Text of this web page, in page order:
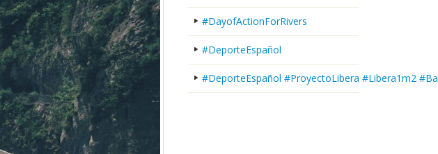
#DayofActionForRivers
#DeporteEspañol
#DeporteEspañol #ProyectoLibera #Libera1m2